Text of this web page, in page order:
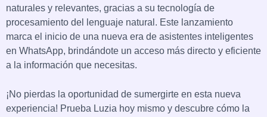
naturales y relevantes, gracias a su tecnología de
procesamiento del lenguaje natural. Este lanzamiento
marca el inicio de una nueva era de asistentes inteligentes
en WhatsApp, brindándote un acceso más directo y eficiente
a la información que necesitas.
¡No pierdas la oportunidad de sumergirte en esta nueva
experiencia! Prueba Luzia hoy mismo y descubre cómo la